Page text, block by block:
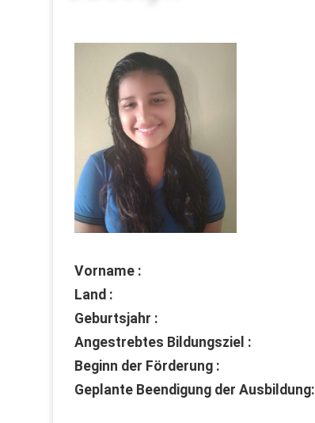
Vorname :
Land :
Geburtsjahr :
Angestrebtes Bildungsziel :
Beginn der Förderung :
Geplante Beendigung der Ausbildung: